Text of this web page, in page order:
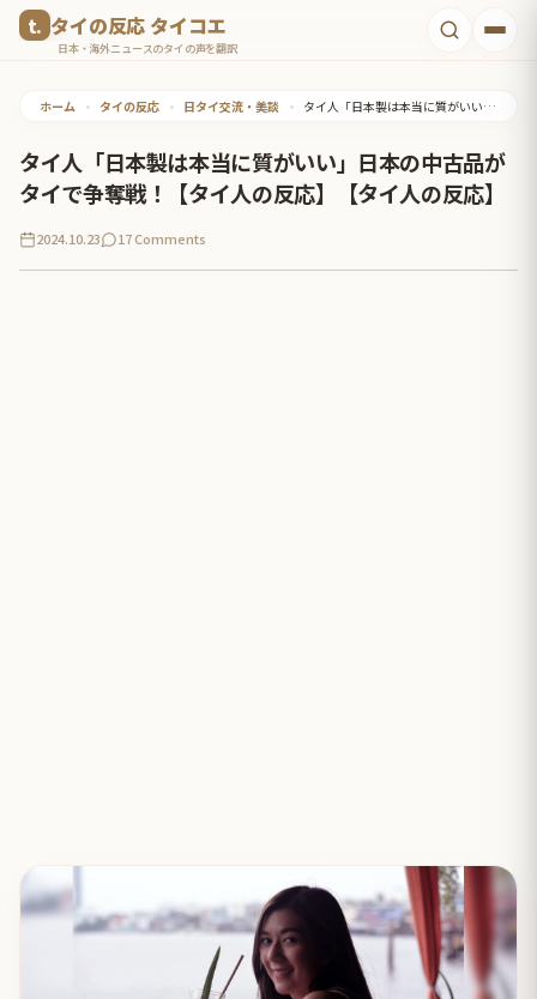
タイの反応 タイコエ
日本・海外ニュースのタイの声を翻訳
ホーム • タイの反応 • 日タイ交流・美談 • タイ人「日本製は本当に質がいい」日本の中古品がタイで争奪戦！【タイ人の反応】【タイ人の反応】
タイ人「日本製は本当に質がいい」日本の中古品が
タイで争奪戦！【タイ人の反応】【タイ人の反応】
2024.10.23 17 Comments